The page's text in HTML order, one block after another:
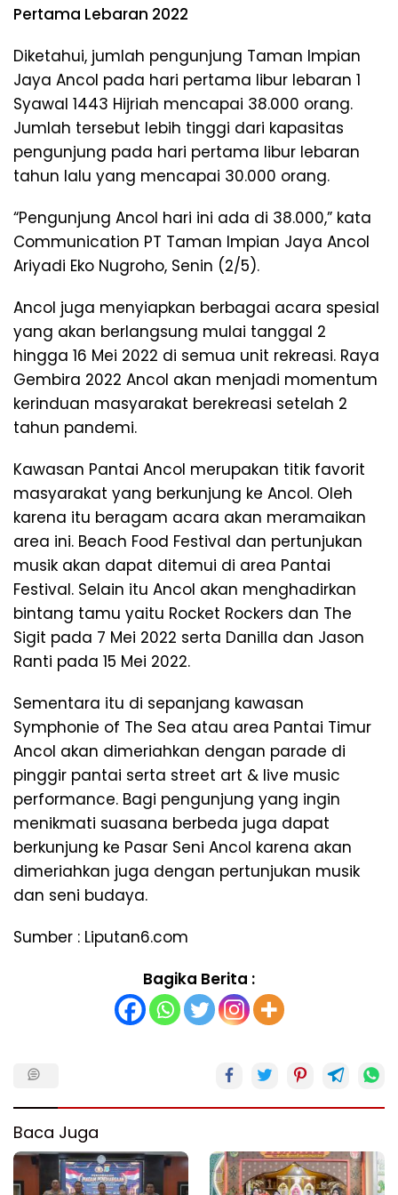
Pertama Lebaran 2022
Diketahui, jumlah pengunjung Taman Impian
Jaya Ancol pada hari pertama libur lebaran 1
Syawal 1443 Hijriah mencapai 38.000 orang.
Jumlah tersebut lebih tinggi dari kapasitas
pengunjung pada hari pertama libur lebaran
tahun lalu yang mencapai 30.000 orang.
“Pengunjung Ancol hari ini ada di 38.000,” kata
Communication PT Taman Impian Jaya Ancol
Ariyadi Eko Nugroho, Senin (2/5).
Ancol juga menyiapkan berbagai acara spesial
yang akan berlangsung mulai tanggal 2
hingga 16 Mei 2022 di semua unit rekreasi. Raya
Gembira 2022 Ancol akan menjadi momentum
kerinduan masyarakat berekreasi setelah 2
tahun pandemi.
Kawasan Pantai Ancol merupakan titik favorit
masyarakat yang berkunjung ke Ancol. Oleh
karena itu beragam acara akan meramaikan
area ini. Beach Food Festival dan pertunjukan
musik akan dapat ditemui di area Pantai
Festival. Selain itu Ancol akan menghadirkan
bintang tamu yaitu Rocket Rockers dan The
Sigit pada 7 Mei 2022 serta Danilla dan Jason
Ranti pada 15 Mei 2022.
Sementara itu di sepanjang kawasan
Symphonie of The Sea atau area Pantai Timur
Ancol akan dimeriahkan dengan parade di
pinggir pantai serta street art & live music
performance. Bagi pengunjung yang ingin
menikmati suasana berbeda juga dapat
berkunjung ke Pasar Seni Ancol karena akan
dimeriahkan juga dengan pertunjukan musik
dan seni budaya.
Sumber : Liputan6.com
Bagika Berita :
Baca Juga